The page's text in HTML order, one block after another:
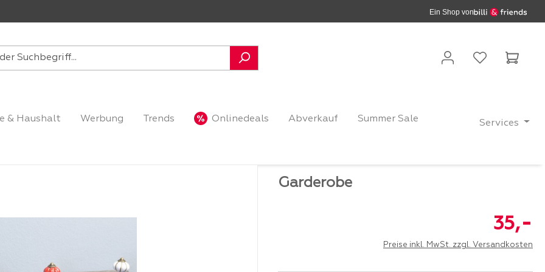
Ein Shop von
& Haushalt Werbung Trends Onlinedeals Abverkauf Summer Sale Services
Garderobe
35,-
Preise inkl. MwSt. zzgl. Versandkosten